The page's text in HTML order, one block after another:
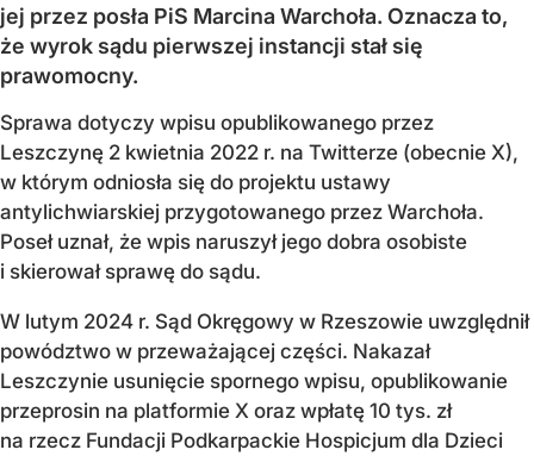
jej przez posła PiS Marcina Warchoła. Oznacza to,
że wyrok sądu pierwszej instancji stał się
prawomocny.
Sprawa dotyczy wpisu opublikowanego przez
Leszczynę 2 kwietnia 2022 r. na Twitterze (obecnie X),
w którym odniosła się do projektu ustawy
antylichwiarskiej przygotowanego przez Warchoła.
Poseł uznał, że wpis naruszył jego dobra osobiste
i skierował sprawę do sądu.
W lutym 2024 r. Sąd Okręgowy w Rzeszowie uwzględnił
powództwo w przeważającej części. Nakazał
Leszczynie usunięcie spornego wpisu, opublikowanie
przeprosin na platformie X oraz wpłatę 10 tys. zł
na rzecz Fundacji Podkarpackie Hospicjum dla Dzieci